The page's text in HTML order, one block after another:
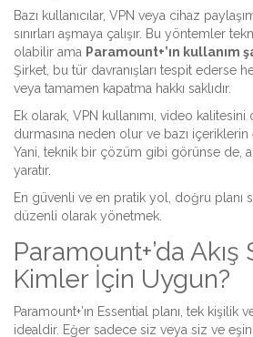
Bazı kullanıcılar, VPN veya cihaz
sınırları aşmaya çalışır. Bu yöntemler
olabilir ama Paramount+’ın kullanım
Şirket, bu tür davranışları tespit ederse
veya tamamen kapatma hakkı saklıdır.
Ek olarak, VPN kullanımı, video kalitesini
durmasına neden olur ve bazı
Yani, teknik bir çözüm gibi görünse de,
yaratır.
En güvenli ve en pratik yol, doğru planı
düzenli olarak yönetmek.
Paramount+’da Akış
Kimler İçin Uygun?
Paramount+’ın Essential planı, tek kişilik
idealdir. Eğer sadece siz veya siz ve